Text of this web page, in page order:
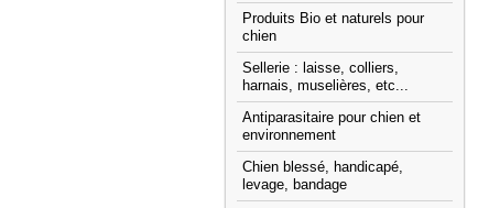
Produits Bio et naturels pour
chien
Sellerie : laisse, colliers,
harnais, muselières, etc...
Antiparasitaire pour chien et
environnement
Chien blessé, handicapé,
levage, bandage